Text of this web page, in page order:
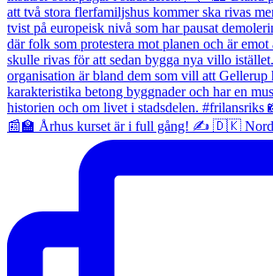
📰🏫 Århus kurset är i full gång! ✍️ 🇩🇰